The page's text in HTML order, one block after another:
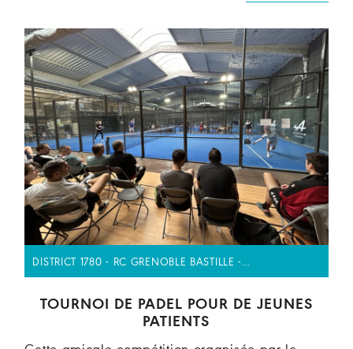
DISTRICT 1780 - RC GRENOBLE BASTILLE -…
TOURNOI DE PADEL POUR DE JEUNES
PATIENTS